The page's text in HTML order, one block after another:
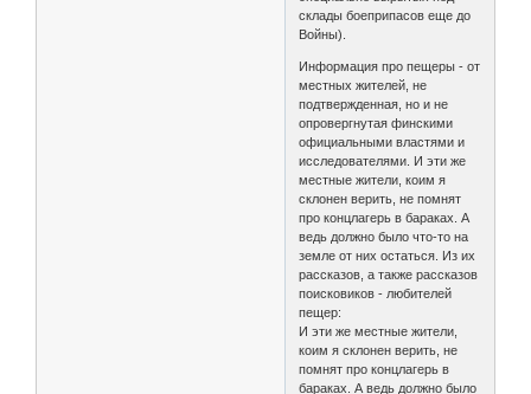
склады боеприпасов еще до
Войны).
Информация про пещеры - от
местных жителей, не
подтвержденная, но и не
опровергнутая финскими
официальными властями и
исследователями. И эти же
местные жители, коим я
склонен верить, не помнят
про концлагерь в бараках. А
ведь должно было что-то на
земле от них остаться. Из их
рассказов, а также рассказов
поисковиков - любителей
пещер:
И эти же местные жители,
коим я склонен верить, не
помнят про концлагерь в
бараках. А ведь должно было